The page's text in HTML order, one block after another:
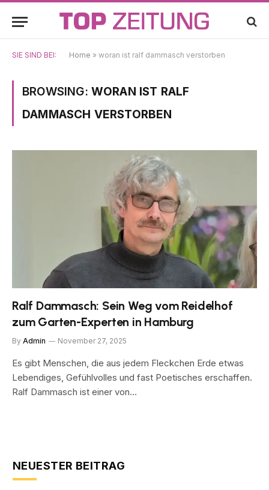
SIE SIND BEI: Home » woran ist ralf dammasch verstorben
BROWSING: WORAN IST RALF
DAMMASCH VERSTORBEN
Ralf Dammasch: Sein Weg vom Reidelhof
zum Garten-Experten in Hamburg
By Admin November 27, 2025
Es gibt Menschen, die aus jedem Fleckchen Erde etwas
Lebendiges, Gefühlvolles und fast Poetisches erschaffen.
Ralf Dammasch ist einer von…
NEUESTER BEITRAG